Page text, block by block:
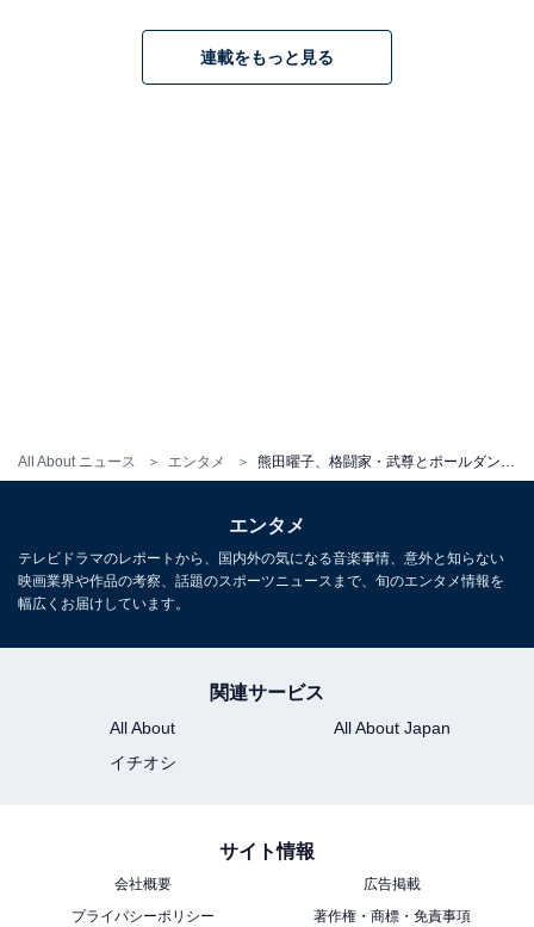
All About ニュース エンタメ
しい〜」「肌綺麗です。素敵です」
連載をもっと見る
エンタメ
テレビドラマのレポートから、国内外の気になる音楽事情、意外と知らない
映画業界や作品の考察、話題のスポーツニュースまで、旬のエンタメ情報を
幅広くお届けしています。
関連サービス
All About
All About Japan
イチオシ
サイト情報
会社概要
広告掲載
プライバシーポリシー
著作権・商標・免責事項